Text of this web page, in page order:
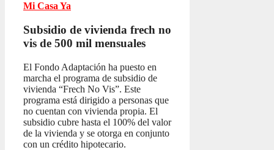
Mi Casa Ya
Subsidio de vivienda frech no
vis de 500 mil mensuales
El Fondo Adaptación ha puesto en
marcha el programa de subsidio de
vivienda “Frech No Vis”. Este
programa está dirigido a personas que
no cuentan con vivienda propia. El
subsidio cubre hasta el 100% del valor
de la vivienda y se otorga en conjunto
con un crédito hipotecario.